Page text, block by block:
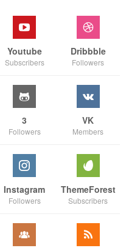
Youtube
Subscribers
Dribbble
Followers
3
Followers
VK
Members
Instagram
Followers
ThemeForest
Subscribers